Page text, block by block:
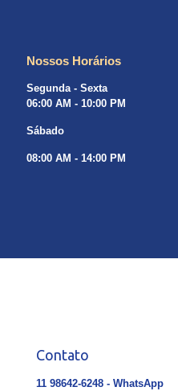
Nossos Horários
Segunda - Sexta
06:00 AM - 10:00 PM
Sábado
08:00 AM - 14:00 PM
Contato
11 98642-6248 - WhatsApp